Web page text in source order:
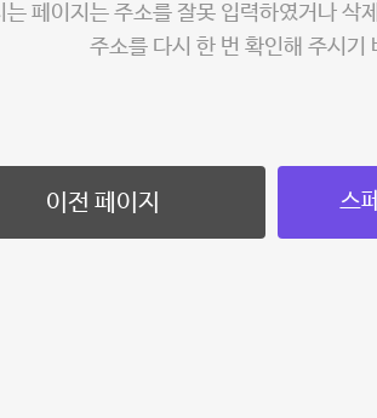
는 페이지는 주소를 잘못 입력하였거나 삭
주소를 다시 한 번 확인해 주시기
이전 페이지 스